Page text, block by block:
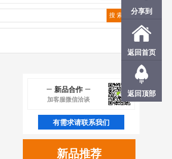
澳门
新品合作
加客服微信洽谈
有需求请联系我们
新品推荐
分享到
返回首页
返回顶部